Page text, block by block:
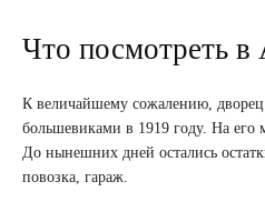
Что посмотреть в
К величайшему сожалению,
большевиками в 1919 году. На его
До нынешних дней остались
повозка, гараж.